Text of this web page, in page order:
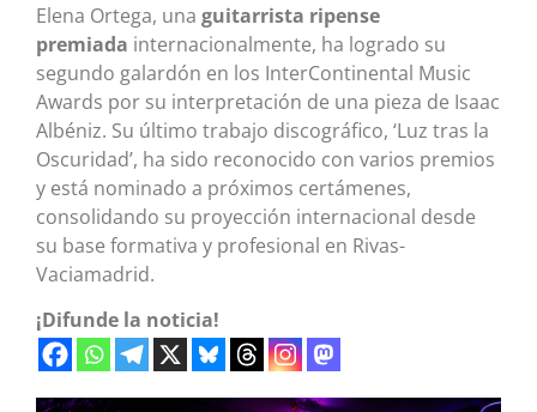
Elena Ortega, una guitarrista ripense
premiada internacionalmente, ha logrado su
segundo galardón en los InterContinental Music
Awards por su interpretación de una pieza de Isaac
Albéniz. Su último trabajo discográfico, ‘Luz tras la
Oscuridad’, ha sido reconocido con varios premios
y está nominado a próximos certámenes,
consolidando su proyección internacional desde
su base formativa y profesional en Rivas-
Vaciamadrid.
¡Difunde la noticia!